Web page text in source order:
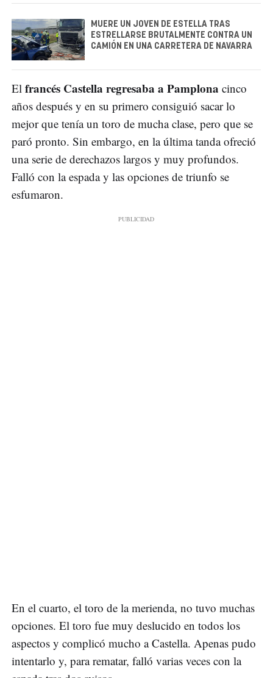
MUERE UN JOVEN DE ESTELLA TRAS
ESTRELLARSE BRUTALMENTE CONTRA UN
CAMIÓN EN UNA CARRETERA DE NAVARRA
El francés Castella regresaba a Pamplona cinco
años después y en su primero consiguió sacar lo
mejor que tenía un toro de mucha clase, pero que se
paró pronto. Sin embargo, en la última tanda ofreció
una serie de derechazos largos y muy profundos.
Falló con la espada y las opciones de triunfo se
esfumaron.
En el cuarto, el toro de la merienda, no tuvo muchas
opciones. El toro fue muy deslucido en todos los
aspectos y complicó mucho a Castella. Apenas pudo
intentarlo y, para rematar, falló varias veces con la